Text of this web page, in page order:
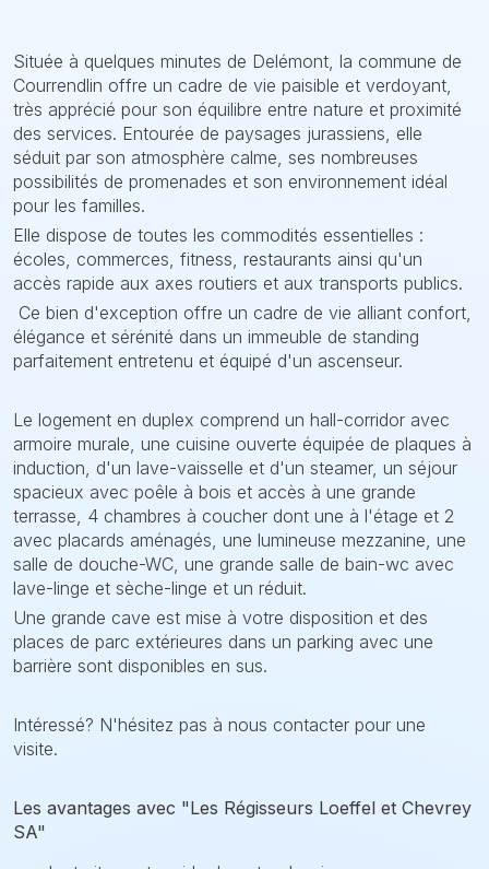
Située à quelques minutes de Delémont, la commune de
Courrendlin offre un cadre de vie paisible et verdoyant,
très apprécié pour son équilibre entre nature et proximité
des services. Entourée de paysages jurassiens, elle
séduit par son atmosphère calme, ses nombreuses
possibilités de promenades et son environnement idéal
pour les familles.
Elle dispose de toutes les commodités essentielles :
écoles, commerces, fitness, restaurants ainsi qu'un
accès rapide aux axes routiers et aux transports publics.
Ce bien d'exception offre un cadre de vie alliant confort,
élégance et sérénité dans un immeuble de standing
parfaitement entretenu et équipé d'un ascenseur.
Le logement en duplex comprend un hall-corridor avec
armoire murale, une cuisine ouverte équipée de plaques à
induction, d'un lave-vaisselle et d'un steamer, un séjour
spacieux avec poêle à bois et accès à une grande
terrasse, 4 chambres à coucher dont une à l'étage et 2
avec placards aménagés, une lumineuse mezzanine, une
salle de douche-WC, une grande salle de bain-wc avec
lave-linge et sèche-linge et un réduit.
Une grande cave est mise à votre disposition et des
places de parc extérieures dans un parking avec une
barrière sont disponibles en sus.
Intéressé? N'hésitez pas à nous contacter pour une
visite.
Les avantages avec "Les Régisseurs Loeffel et Chevrey
SA"